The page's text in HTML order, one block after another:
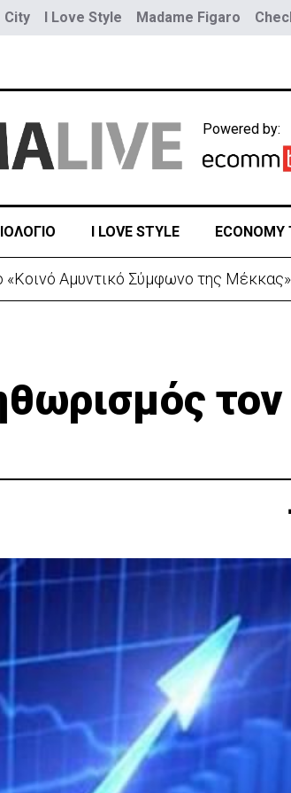
City I Love Style Madame Figaro
Powered by:
I LOVE STYLE ECONOMY
«Κοινό Αμυντικό Σύμφωνο της Μέκκας»
τον